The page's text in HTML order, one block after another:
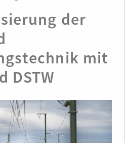
der
mit
DSTW